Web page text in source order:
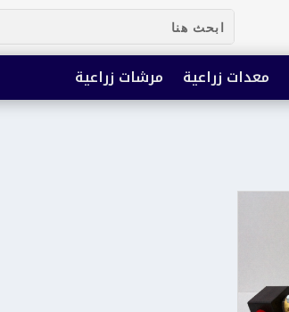
معدات زراعية مرشات زراعية